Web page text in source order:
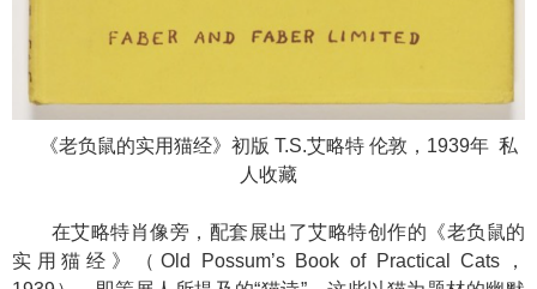
《老负鼠的实用猫经》初版 T.S.艾略特 伦敦，1939年 私
人收藏
在艾略特肖像旁，配套展出了艾略特创作的《老负鼠的
实用猫经》（Old Possum’s Book of Practical Cats，